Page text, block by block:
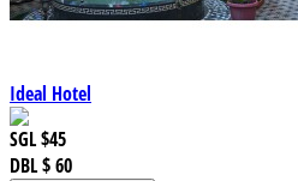
Ideal Hotel
SGL$45
DBL$ 60